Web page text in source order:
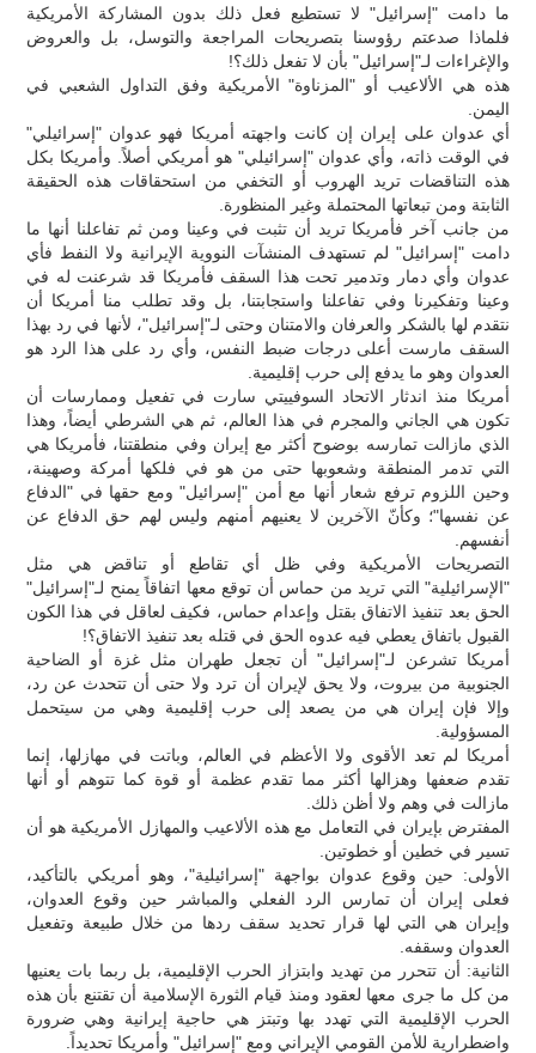
ما دامت "إسرائيل" لا تستطيع فعل ذلك بدون المشاركة الأمريكية
فلماذا صدعتم رؤوسنا بتصريحات المراجعة والتوسل، بل والعروض
والإغراءات لـ"إسرائيل" بأن لا تفعل ذلك؟!
هذه هي الألاعيب أو "المزناوة" الأمريكية وفق التداول الشعبي في
اليمن.
أي عدوان على إيران إن كانت واجهته أمريكا فهو عدوان "إسرائيلي"
في الوقت ذاته، وأي عدوان "إسرائيلي" هو أمريكي أصلاً. وأمريكا بكل
هذه التناقضات تريد الهروب أو التخفي من استحقاقات هذه الحقيقة
الثابتة ومن تبعاتها المحتملة وغير المنظورة.
من جانب آخر فأمريكا تريد أن تثبت في وعينا ومن ثم تفاعلنا أنها ما
دامت "إسرائيل" لم تستهدف المنشآت النووية الإيرانية ولا النفط فأي
عدوان وأي دمار وتدمير تحت هذا السقف فأمريكا قد شرعنت له في
وعينا وتفكيرنا وفي تفاعلنا واستجابتنا، بل وقد تطلب منا أمريكا أن
نتقدم لها بالشكر والعرفان والامتنان وحتى لـ"إسرائيل"، لأنها في رد بهذا
السقف مارست أعلى درجات ضبط النفس، وأي رد على هذا الرد هو
العدوان وهو ما يدفع إلى حرب إقليمية.
أمريكا منذ اندثار الاتحاد السوفييتي سارت في تفعيل وممارسات أن
تكون هي الجاني والمجرم في هذا العالم، ثم هي الشرطي أيضاً، وهذا
الذي مازالت تمارسه بوضوح أكثر مع إيران وفي منطقتنا، فأمريكا هي
التي تدمر المنطقة وشعوبها حتى من هو في فلكها أمركة وصهينة،
وحين اللزوم ترفع شعار أنها مع أمن "إسرائيل" ومع حقها في "الدفاع
عن نفسها"؛ وكأنّ الآخرين لا يعنيهم أمنهم وليس لهم حق الدفاع عن
أنفسهم.
التصريحات الأمريكية وفي ظل أي تقاطع أو تناقض هي مثل
"الإسرائيلية" التي تريد من حماس أن توقع معها اتفاقاً يمنح لـ"إسرائيل"
الحق بعد تنفيذ الاتفاق بقتل وإعدام حماس، فكيف لعاقل في هذا الكون
القبول باتفاق يعطي فيه عدوه الحق في قتله بعد تنفيذ الاتفاق؟!
أمريكا تشرعن لـ"إسرائيل" أن تجعل طهران مثل غزة أو الضاحية
الجنوبية من بيروت، ولا يحق لإيران أن ترد ولا حتى أن تتحدث عن رد،
وإلا فإن إيران هي من يصعد إلى حرب إقليمية وهي من سيتحمل
المسؤولية.
أمريكا لم تعد الأقوى ولا الأعظم في العالم، وباتت في مهازلها، إنما
تقدم ضعفها وهزالها أكثر مما تقدم عظمة أو قوة كما تتوهم أو أنها
مازالت في وهم ولا أظن ذلك.
المفترض بإيران في التعامل مع هذه الألاعيب والمهازل الأمريكية هو أن
تسير في خطين أو خطوتين.
الأولى: حين وقوع عدوان بواجهة "إسرائيلية"، وهو أمريكي بالتأكيد،
فعلى إيران أن تمارس الرد الفعلي والمباشر حين وقوع العدوان،
وإيران هي التي لها قرار تحديد سقف ردها من خلال طبيعة وتفعيل
العدوان وسقفه.
الثانية: أن تتحرر من تهديد وابتزاز الحرب الإقليمية، بل ربما بات يعنيها
من كل ما جرى معها لعقود ومنذ قيام الثورة الإسلامية أن تقتنع بأن هذه
الحرب الإقليمية التي تهدد بها وتبتز هي حاجية إيرانية وهي ضرورة
واضطرارية للأمن القومي الإيراني ومع "إسرائيل" وأمريكا تحديداً.